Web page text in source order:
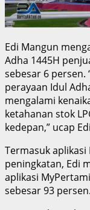
Edi Mangun
Adha 1445H
sebesar 6 persen.
perayaan Idul
mengalami
ketahanan stok
kedepan,” ucap
Termasuk
peningkatan, Edi
aplikasi
sebesar 93 persen.